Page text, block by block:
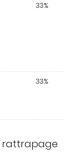
33%
33%
rattrapage